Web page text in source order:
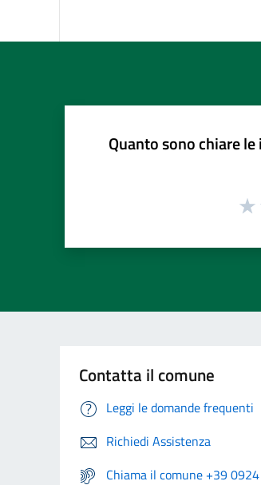
Quanto sono chiare
Contatta il comune
Leggi le domande frequenti
Richiedi Assistenza
Chiama il comune +39